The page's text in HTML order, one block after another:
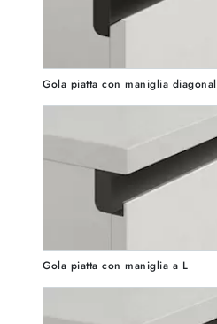
Gola piatta con maniglia diagonal
Gola piatta con maniglia a L